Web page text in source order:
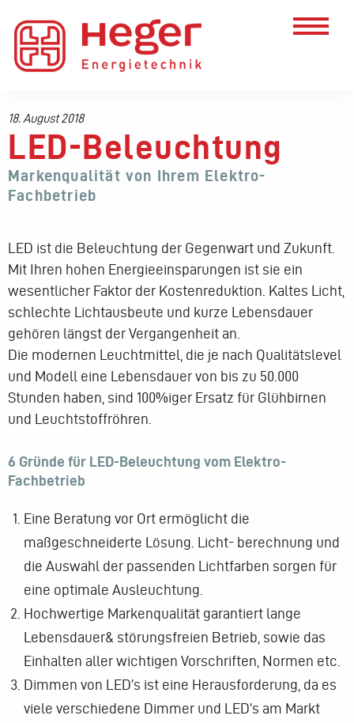
18. August 2018
LED-Beleuchtung
Markenqualität von Ihrem Elektro-
Fachbetrieb
LED ist die Beleuchtung der Gegenwart und Zukunft.
Mit Ihren hohen Energieeinsparungen ist sie ein
wesentlicher Faktor der Kostenreduktion. Kaltes Licht,
schlechte Lichtausbeute und kurze Lebensdauer
gehören längst der Vergangenheit an.
Die modernen Leuchtmittel, die je nach Qualitätslevel
und Modell eine Lebensdauer von bis zu 50.000
Stunden haben, sind 100%iger Ersatz für Glühbirnen
und Leuchtstoffröhren.
6 Gründe für LED-Beleuchtung vom Elektro-
Fachbetrieb
Eine Beratung vor Ort ermöglicht die
maßgeschneiderte Lösung. Licht- berechnung und
die Auswahl der passenden Lichtfarben sorgen für
eine optimale Ausleuchtung.
Hochwertige Markenqualität garantiert lange
Lebensdauer& störungsfreien Betrieb, sowie das
Einhalten aller wichtigen Vorschriften, Normen etc.
Dimmen von LED’s ist eine Herausforderung, da es
viele verschiedene Dimmer und LED’s am Markt